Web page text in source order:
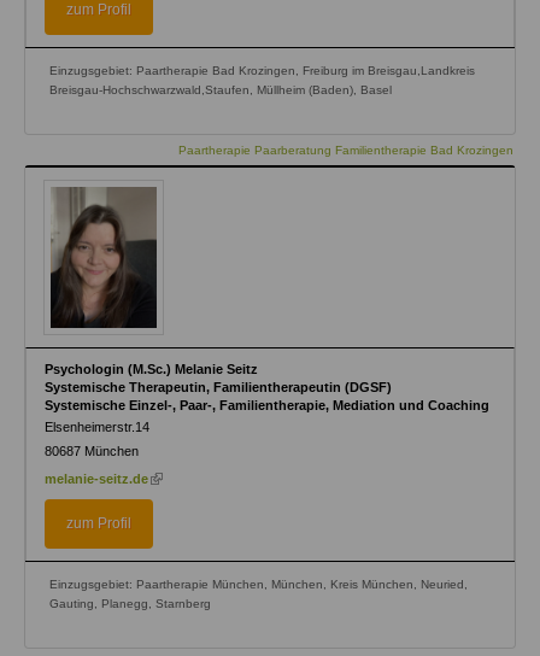
zum Profil
Einzugsgebiet: Paartherapie Bad Krozingen, Freiburg im Breisgau,Landkreis
Breisgau-Hochschwarzwald,Staufen, Müllheim (Baden), Basel
Paartherapie Paarberatung Familientherapie Bad Krozingen
Psychologin (M.Sc.) Melanie Seitz
Systemische Therapeutin, Familientherapeutin (DGSF)
Systemische Einzel-, Paar-, Familientherapie, Mediation und Coaching
Elsenheimerstr.14
80687 München
melanie-seitz.de(link
zum Profil
Einzugsgebiet: Paartherapie München, München, Kreis München, Neuried,
Gauting, Planegg, Starnberg